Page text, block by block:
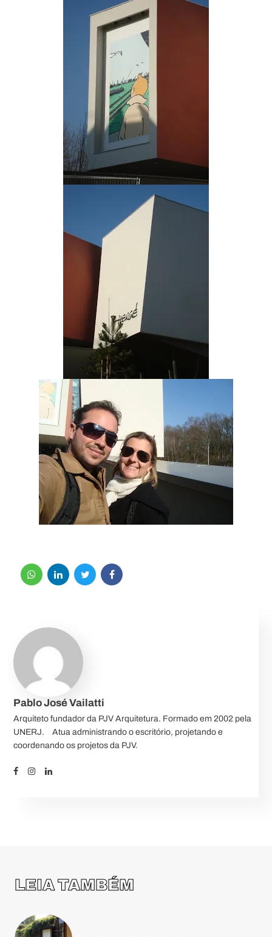
Pablo José Vailatti
Arquiteto fundador da PJV Arquitetura. Formado em 2002 pela
UNERJ.⠀ Atua administrando o escritório, projetando e
coordenando os projetos da PJV.
LEIA TAMBÉM